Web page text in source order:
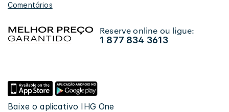
Comentários
Reserve online ou ligue:
1 877 834 3613
Baixe o aplicativo IHG One